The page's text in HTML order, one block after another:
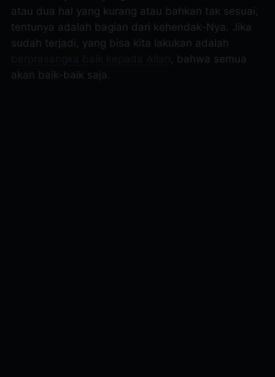
atau dua hal yang kurang atau bahkan tak sesuai,
tentunya adalah bagian dari kehendak-Nya. Jika
sudah terjadi, yang bisa kita lakukan adalah
berprasangka baik kepada Allah , bahwa semua
akan baik-baik saja.